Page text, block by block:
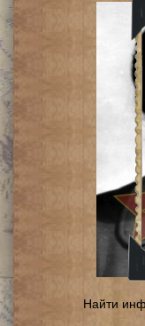
Найти